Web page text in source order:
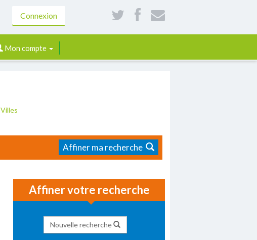
Connexion
Mon compte
Villes
Affiner ma recherche
Affiner votre recherche
Nouvelle recherche